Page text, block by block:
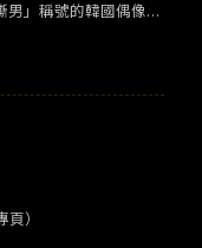
」稱號的韓國偶像歌
演藝圈的一大武器之
粉絲讚嘆不已。如今
以及如何和先前的作
價。（圖／LINE WE
）